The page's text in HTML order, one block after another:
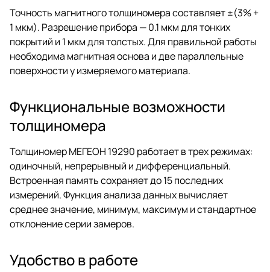
Точность магнитного толщиномера составляет ±(3% +
1 мкм). Разрешение прибора — 0.1 мкм для тонких
покрытий и 1 мкм для толстых. Для правильной работы
необходима магнитная основа и две параллельные
поверхности у измеряемого материала.
Функциональные возможности
толщиномера
Толщиномер МЕГЕОН 19290 работает в трех режимах:
одиночный, непрерывный и дифференциальный.
Встроенная память сохраняет до 15 последних
измерений. Функция анализа данных вычисляет
среднее значение, минимум, максимум и стандартное
отклонение серии замеров.
Удобство в работе